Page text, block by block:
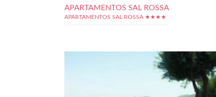
APARTAMENTOS SAL ROSSA
APARTAMENTOS SAL ROSSA ★★★★